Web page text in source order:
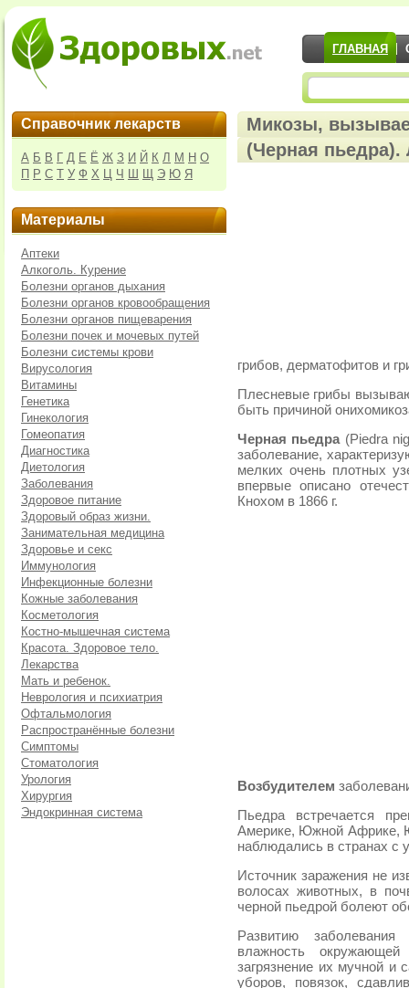
ГЛАВНАЯ
Справочник лекарств
А Б В Г Д Е Ё Ж З И Й К Л М Н О
П Р С Т У Ф Х Ц Ч Ш Щ Э Ю Я
Материалы
Аптеки
Алкоголь. Курение
Болезни органов дыхания
Болезни органов кровообращения
Болезни органов пищеварения
Болезни почек и мочевых путей
Болезни системы крови
Вирусология
Витамины
Генетика
Гинекология
Гомеопатия
Диагностика
Диетология
Заболевания
Здоровое питание
Здоровый образ жизни.
Занимательная медицина
Здоровье и секс
Иммунология
Инфекционные болезни
Кожные заболевания
Косметология
Костно-мышечная система
Красота. Здоровое тело.
Лекарства
Мать и ребенок.
Неврология и психиатрия
Офтальмология
Распространённые болезни
Симптомы
Стоматология
Урология
Хирургия
Эндокринная система
Микозы,
(Черная пьедра).
грибов, дерматофитов и
Плесневые грибы
быть причиной
Черная пьедра (Piedra
заболевание,
мелких очень плотных
впервые описано
Кнохом в 1866 г.
Возбудителем
Пьедра встречается
Америке, Южной Африке,
наблюдались в странах с
Источник заражения не
волосах животных, в
черной пьедрой болеют
Развитию
влажность
загрязнение их мучной и
уборов, повязок,